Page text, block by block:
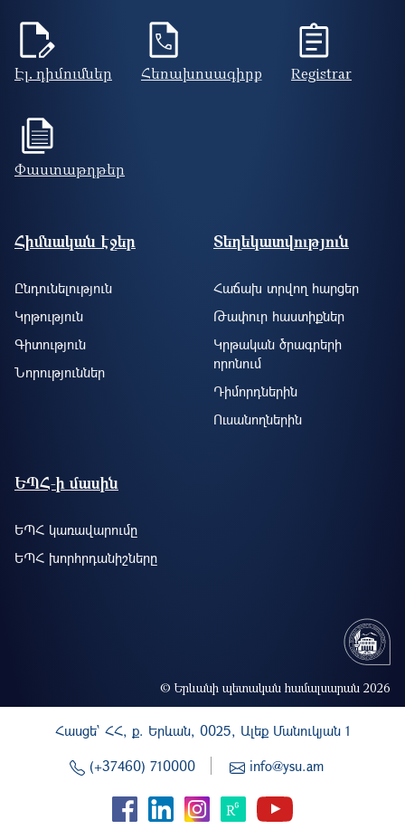
Էլ. դիմումներ Հեռախոսագիրք Registrar
Փաստաթղթեր
Footer site information
Հիմնական էջեր
Ընդունելություն
Կրթություն
Գիտություն
Նորություններ
Տեղեկատվություն
Հաճախ տրվող հարցեր
Թափուր հաստիքներ
Կրթական ծրագրերի
որոնում
Դիմորդներին
Ուսանողներին
ԵՊՀ-ի մասին
ԵՊՀ կառավարումը
ԵՊՀ խորհրդանիշները
© Երևանի պետական համալսարան 2026
Հասցե` ՀՀ, ք. Երևան, 0025, Ալեք Մանուկյան 1
(+37460) 710000
info@ysu.am